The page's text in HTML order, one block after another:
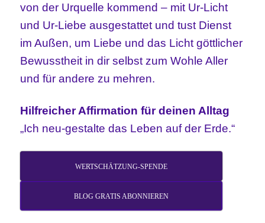
von der Urquelle kommend – mit Ur-Licht
und Ur-Liebe ausgestattet und tust Dienst
im Außen, um Liebe und das Licht göttlicher
Bewusstheit in dir selbst zum Wohle Aller
und für andere zu mehren.
Hilfreicher Affirmation für deinen Alltag
„Ich neu-gestalte das Leben auf der Erde.“
WERTSCHÄTZUNG-SPENDE
BLOG GRATIS ABONNIEREN